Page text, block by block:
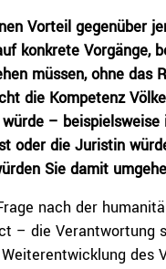
Vorteil gegenüber
konkrete Vorgänge,
müssen, ohne das
die Kompetenz
–
oder die Juristin
Sie damit
nach der
– die Verantwortung
des